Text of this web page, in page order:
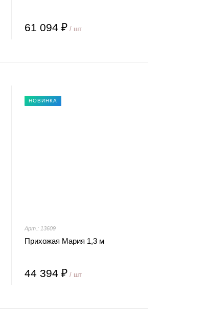
61 094 ₽ / шт
НОВИНКА
Арт.: 13609
Прихожая Мария 1,3 м
44 394 ₽ / шт